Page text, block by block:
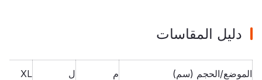
دليل المقاسات
الموضع/الحجم (سم) م ل XL